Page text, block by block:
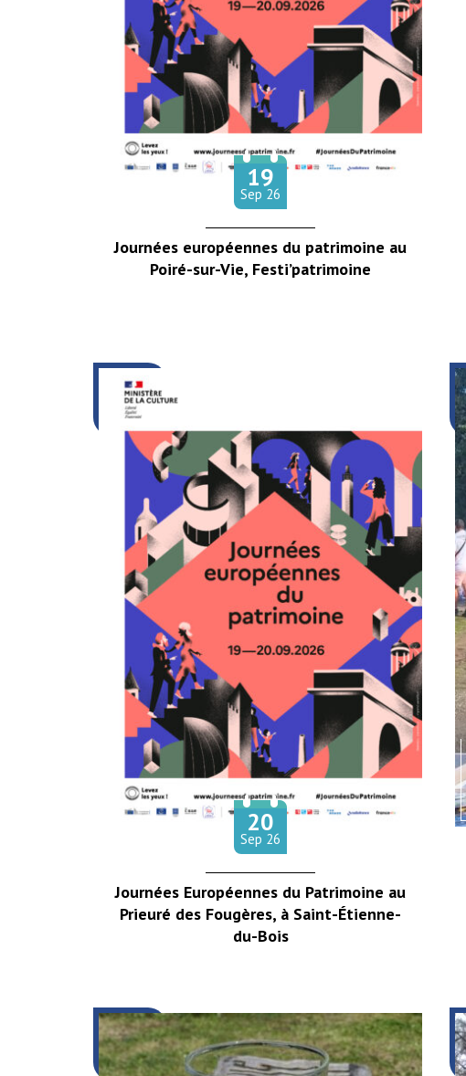
Journées européennes du patrimoine au
Poiré-sur-Vie, Festi’patrimoine
Le 19
Sep tembre
26
Journées Européennes du Patrimoine au
Prieuré des Fougères, à Saint-Étienne-
du-Bois
Le 20
Sep tembre
26